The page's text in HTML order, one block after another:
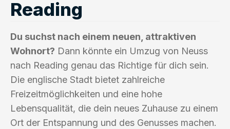
Reading
Du suchst nach einem neuen, attraktiven
Wohnort? Dann könnte ein Umzug von Neuss
nach Reading genau das Richtige für dich sein.
Die englische Stadt bietet zahlreiche
Freizeitmöglichkeiten und eine hohe
Lebensqualität, die dein neues Zuhause zu einem
Ort der Entspannung und des Genusses machen.